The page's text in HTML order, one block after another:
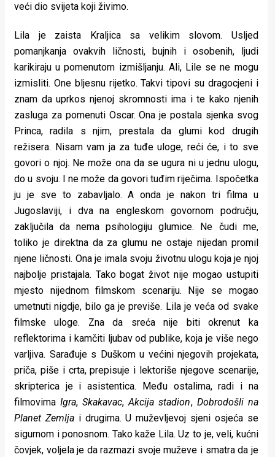
veći dio svijeta koji živimo.
Lila je zaista Kraljica sa velikim slovom. Usljed
pomanjkanja ovakvih ličnosti, bujnih i osobenih, ljudi
karikiraju u pomenutom izmišljanju. Ali, Lile se ne mogu
izmisliti. One bljesnu rijetko. Takvi tipovi su dragocjeni i
znam da uprkos njenoj skromnosti ima i te kako njenih
zasluga za pomenuti Oscar. Ona je postala sjenka svog
Princa, radila s njim, prestala da glumi kod drugih
režisera. Nisam vam ja za tuđe uloge, reći će, i to sve
govori o njoj. Ne može ona da se ugura ni u jednu ulogu,
do u svoju. I ne može da govori tuđim riječima. Ispočetka
ju je sve to zabavljalo. A onda je nakon tri filma u
Jugoslaviji, i dva na engleskom govornom području,
zaključila da nema psihologiju glumice. Ne čudi me,
toliko je direktna da za glumu ne ostaje nijedan promil
njene ličnosti. Ona je imala svoju životnu ulogu koja je njoj
najbolje pristajala. Tako bogat život nije mogao ustupiti
mjesto nijednom filmskom scenariju. Nije se mogao
umetnuti nigdje, bilo ga je previše. Lila je veća od svake
filmske uloge. Zna da sreća nije biti okrenut ka
reflektorima i kamčiti ljubav od publike, koja je više nego
varljiva. Sarađuje s Duškom u većini njegovih projekata,
priča, piše i crta, prepisuje i lektoriše njegove scenarije,
skripterica je i asistentica. Među ostalima, radi i na
filmovimaIgra,Skakavac,Akcija stadion, Dobrodošli na
Planet Zemljai drugima. U muževljevoj sjeni osjeća se
sigurnom i ponosnom. Tako kaže Lila. Uz to je, veli, kućni
čovjek, voljela je da razmazi svoje muževe i smatra da je